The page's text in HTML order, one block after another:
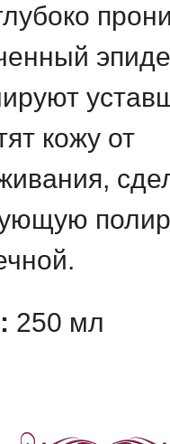
кожу от
250 мл